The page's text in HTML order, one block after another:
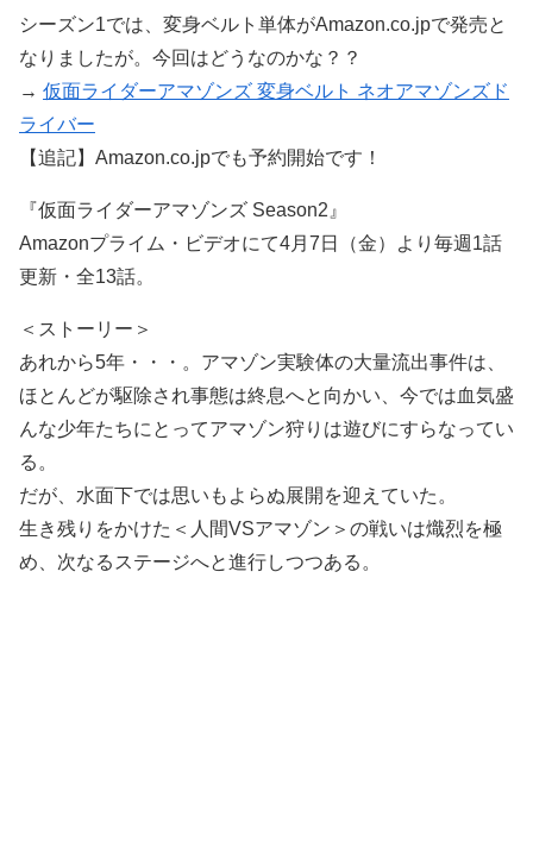
シーズン1では、変身ベルト単体がAmazon.co.jpで発売と
なりましたが。今回はどうなのかな？？
→ 仮面ライダーアマゾンズ 変身ベルト ネオアマゾンズド
ライバー
【追記】Amazon.co.jpでも予約開始です！
『仮面ライダーアマゾンズ Season2』
Amazonプライム・ビデオにて4月7日（金）より毎週1話
更新・全13話。
＜ストーリー＞
あれから5年・・・。アマゾン実験体の大量流出事件は、
ほとんどが駆除され事態は終息へと向かい、今では血気盛
んな少年たちにとってアマゾン狩りは遊びにすらなってい
る。
だが、水面下では思いもよらぬ展開を迎えていた。
生き残りをかけた＜人間VSアマゾン＞の戦いは熾烈を極
め、次なるステージへと進行しつつある。